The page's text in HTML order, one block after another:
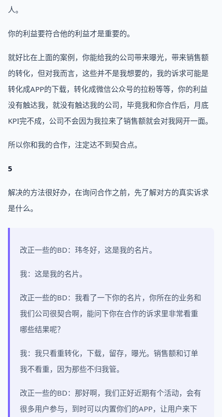
人。
你的利益要符合他的利益才是重要的。
就好比在上面的案例，你能给我的公司带来曝光，带来销售额
的转化，但对我而言，这些并不是我想要的，我的诉求可能是
转化成APP的下载，转化成微信公众号的拉粉等等，你的利益
没有触达我，就没有触达我的公司，毕竟我和你合作后，月底
KPI完不成，公司不会因为我拉来了销售额就会对我网开一面。
所以你和我的合作，注定达不到契合点。
5
解决的方法很好办，在询问合作之前，先了解对方的真实诉求
是什么。
改正一些的BD：玮冬好，这是我的名片。
我：这是我的名片。
改正一些的BD：我看了一下你的名片，你所在的业务和
我们公司很契合啊，能问下你在合作的诉求里非常看重
哪些结果呢？
我：我只看重转化，下载，留存，曝光。销售额和订单
我不看重，因为那些不归我管。
改正一些的BD：那好啊，我们正好近期有个活动，会有
很多用户参与，到时可以内置你们的APP，让用户来下